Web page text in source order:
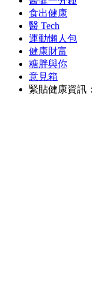
食出健康
醫 Tech
運動懶人包
健康財富
糖胖與你
意見箱
緊貼健康資訊：